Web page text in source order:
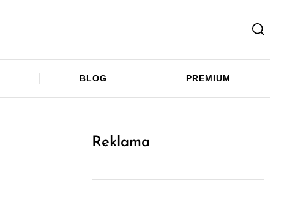
BLOG PREMIUM
Reklama